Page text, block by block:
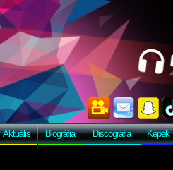
Aktuális Biográfia Discográfia Képek